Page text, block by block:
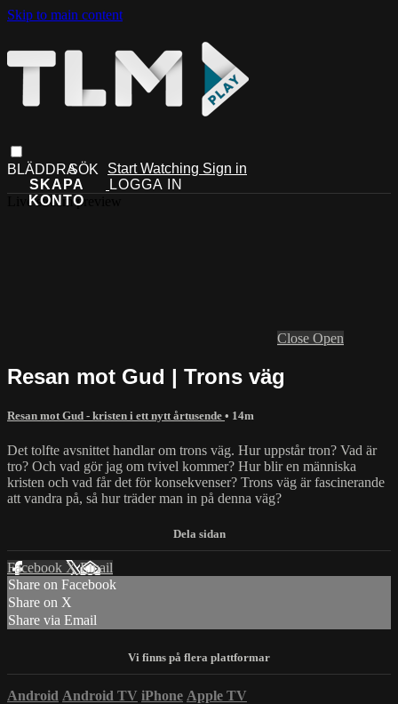
Skip to main content
Start Watching Sign in
Live stream preview
Close Open
Resan mot Gud | Trons väg
Resan mot Gud - kristen i ett nytt årtusende • 14m
Det tolfte avsnittet handlar om trons väg. Hur uppstår tron? Vad är
tro? Och vad gör jag om tvivel kommer? Hur blir en människa
kristen och vad får det för konsekvenser? Trons väg är fascinerande
att vandra på, så hur träder man in på denna väg?
Facebook XEmail
Share on Facebook
Share on X
Share via Email
Android Android TV iPhone Apple TV